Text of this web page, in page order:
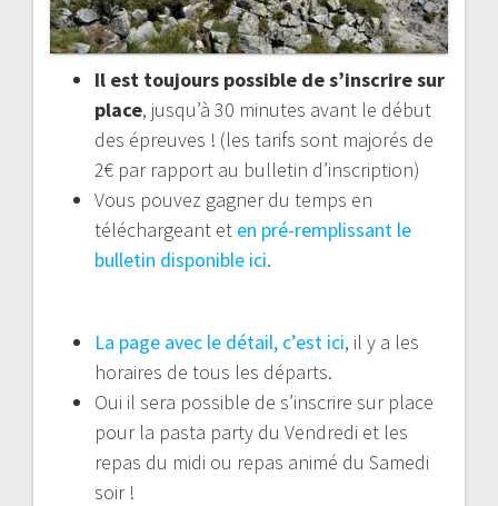
Il est toujours possible de s’inscrire sur
place, jusqu’à 30 minutes avant le début
des épreuves ! (les tarifs sont majorés de
2€ par rapport au bulletin d’inscription)
Vous pouvez gagner du temps en
téléchargeant et en pré-remplissant le
bulletin disponible ici.
La page avec le détail, c’est ici, il y a les
horaires de tous les départs.
Oui il sera possible de s’inscrire sur place
pour la pasta party du Vendredi et les
repas du midi ou repas animé du Samedi
soir !